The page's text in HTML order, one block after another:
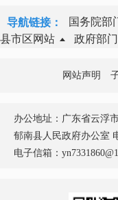
导航链接： 国务院部
县市区网站
政府部
网站声明
办公地址：广东省云浮
郁南县人民政府办公室
电子信箱：